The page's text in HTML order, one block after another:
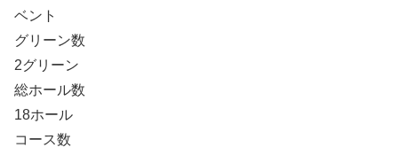
ベント
グリーン数
2グリーン
総ホール数
18ホール
コース数